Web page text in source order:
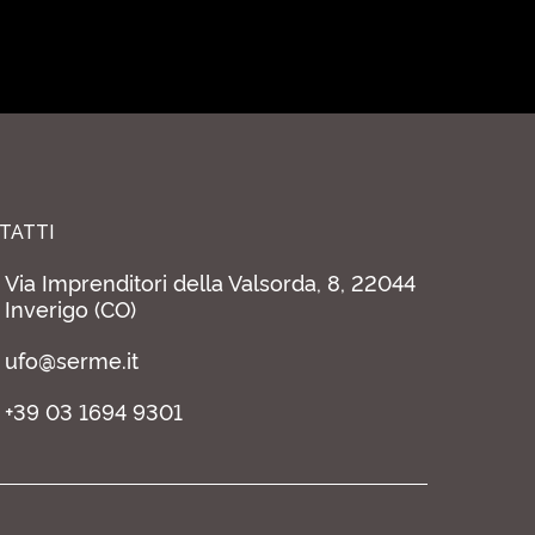
Via Imprenditori della Valsorda, 8, 22044
Inverigo (CO)
ufo@serme.it
+39 03 1694 9301